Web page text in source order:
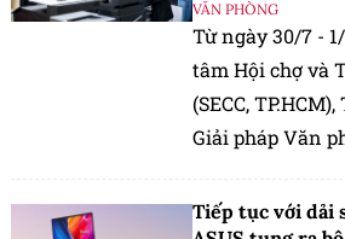
VĂN PHÒNG
Từ ngày 30/7 -
tâm Hội chợ và
(SECC,
Giải pháp Văn
(VietOffice
Tiếp tục với dải